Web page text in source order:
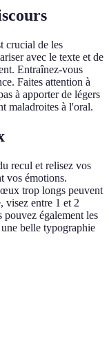
crucial de les
avec le texte et de
Entraînez-vous
Faites attention à
à apporter de légers
maladroites à l'oral.
recul et relisez vos
vos émotions.
trop longs peuvent
visez entre 1 et 2
pouvez également les
belle typographie